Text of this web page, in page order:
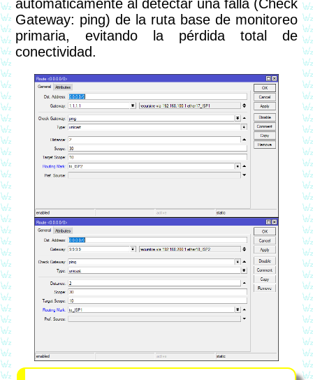
automáticamente al detectar una falla (Check
Gateway: ping) de la ruta base de monitoreo
primaria, evitando la pérdida total de
conectividad.